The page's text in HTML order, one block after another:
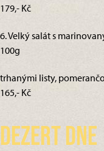
179,- Kč
6. Velký salát s
100g
trhanými listy,
165,- Kč
Dezert dne